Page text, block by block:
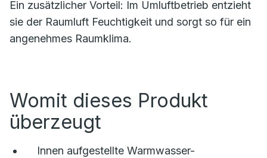
Ein zusätzlicher Vorteil: Im Umluftbetrieb entzieht
sie der Raumluft Feuchtigkeit und sorgt so für ein
angenehmes Raumklima.
Womit dieses Produkt
überzeugt
Innen aufgestellte Warmwasser-